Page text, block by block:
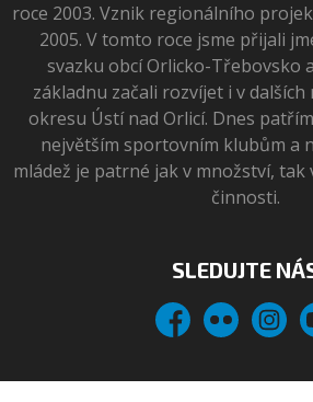
roce 2003. Vznik regionálního
2005. V tomto roce jsme přijali
svazku obcí Orlicko-Třebovsko
základnu začali rozvíjet i v dalších
okresu Ústí nad Orlicí. Dnes
největším sportovním klubům a
mládež je patrné jak v množství, tak
činnosti.
SLEDUJTE
Facebook
Flickr